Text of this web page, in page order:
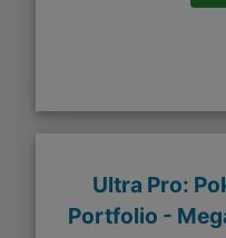
Ultra Pro:
Portfolio -